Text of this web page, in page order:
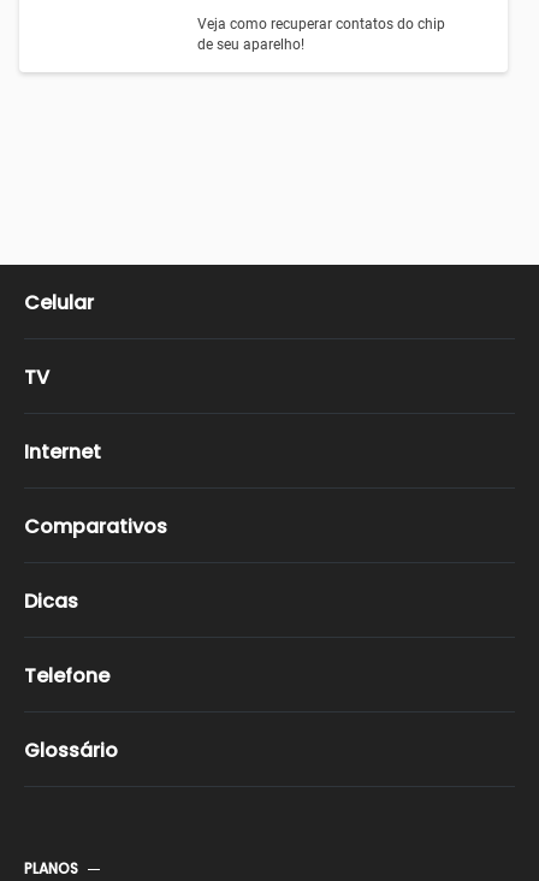
Veja como recuperar contatos do chip
de seu aparelho!
Celular
TV
Internet
Comparativos
Dicas
Telefone
Glossário
PLANOS